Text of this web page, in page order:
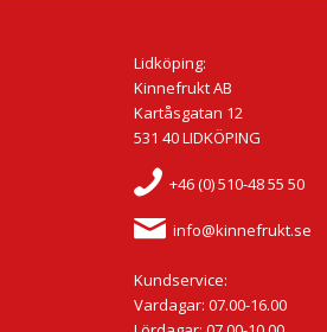
Lidköping:
Kinnefrukt AB
Kartåsgatan 12
531 40 LIDKÖPING
+46 (0) 510-48 55 50
info@kinnefrukt.se
Kundservice:
Vardagar: 07.00-16.00